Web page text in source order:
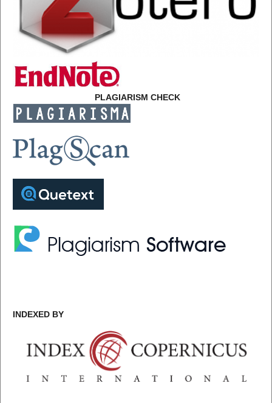
PLAGIARISM CHECK
INDEXED BY